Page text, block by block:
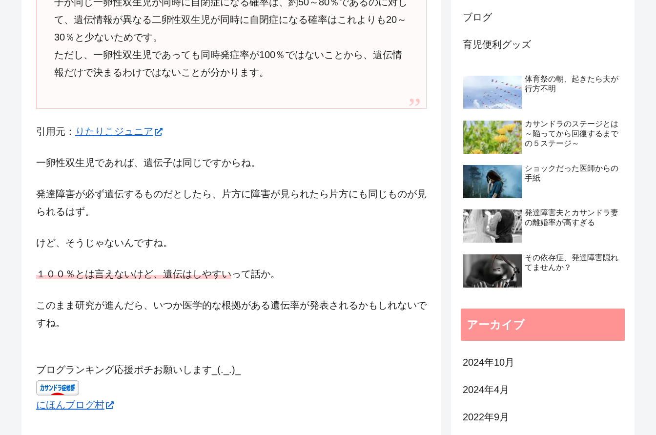
て、遺伝情報が異なる二卵性双生児が同時に自閉症になる確率はこれよりも20～
30％と少ないためです。
ただし、一卵性双生児であっても同時発症率が100％ではないことから、遺伝情
報だけで決まるわけではないことが分かります。
引用元： りたりこジュニア
一卵性双生児であれば、遺伝子は同じですからね。
発達障害が必ず遺伝するものだとしたら、片方に障害が見られたら片方にも同じものが見
られるはず。
けど、そうじゃないんですね。
１００％とは言えないけど、遺伝はしやすいって話か。
このまま研究が進んだら、いつか医学的な根拠がある遺伝率が発表されるかもしれないで
すね。
ブログランキング応援ポチお願いします_(._.)_
にほんブログ村
ブログ
育児便利グッズ
体育祭の朝、起きたら夫が
行方不明
カサンドラのステージとは
～陥ってから回復するまで
の５ステージ～
ショックだった医師からの
手紙
発達障害夫とカサンドラ妻
の離婚率が高すぎる
その依存症、発達障害隠れ
てませんか？
アーカイブ
2024年10月
2024年4月
2022年9月